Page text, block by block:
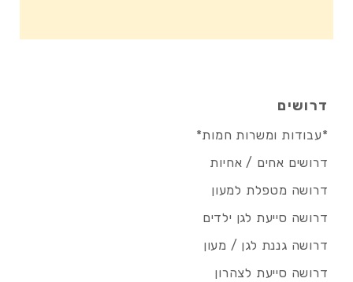
דרושים
*עבודות ומשרות חמות*
דרושים אחים / אחיות
דרושה מטפלת למעון
דרושה סייעת לגן ילדים
דרושה גננת לגן / מעון
דרושה סייעת לצהרון